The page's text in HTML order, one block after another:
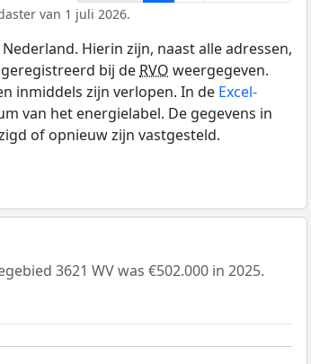
van 1 juli 2026.
Hierin zijn, naast alle adressen,
bij de RVO weergegeven.
inmiddels zijn verlopen. In de Excel-
van het energielabel. De gegevens in
of opnieuw zijn vastgesteld.
3621 WV was €502.000 in 2025.